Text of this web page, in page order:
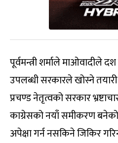
पूर्वमन्त्री शर्माले माओवादीले
उपलब्धी सरकारले खोस्ने
प्रचण्ड नेतृत्वको सरकार
काग्रेसको नयाँ समीकरण
अपेक्षा गर्न नसकिने जिकिर